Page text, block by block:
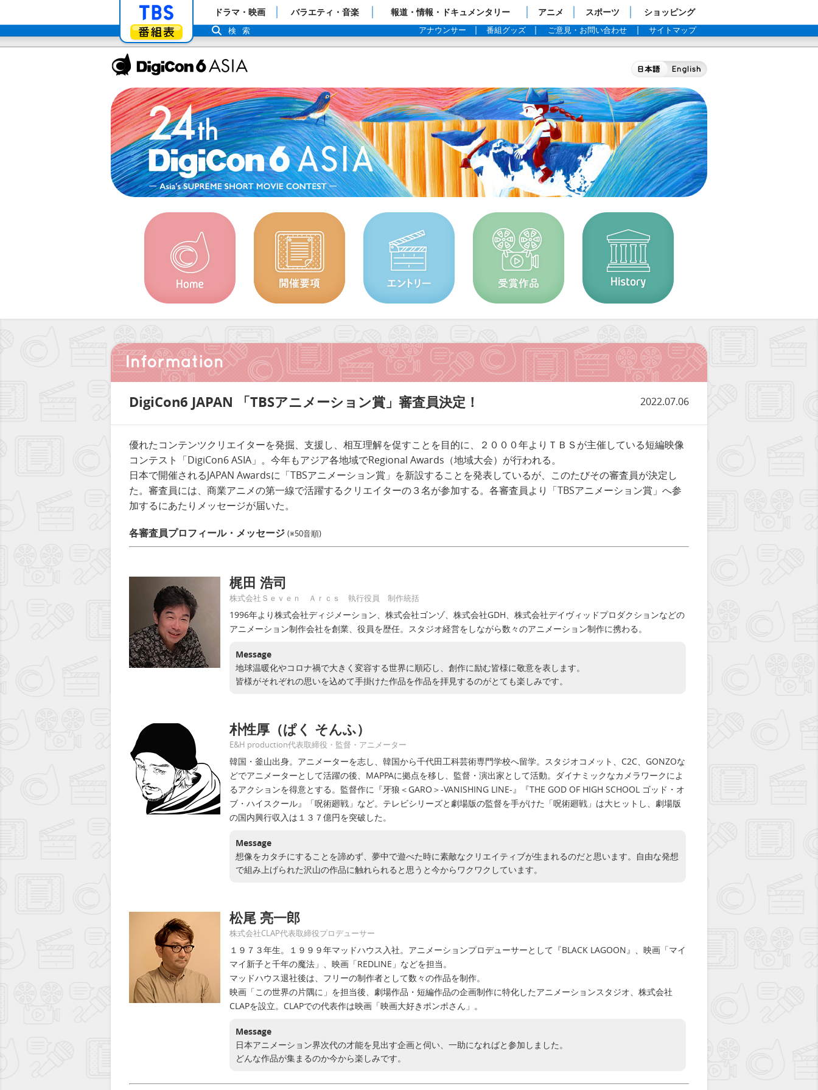
「TBSテレビ」トップページ
番組表
ドラマ・映画 バラエティ・音楽 報道・情報・ドキュメンタリー アニメ スポーツ ショッピング
アナウンサー 番組グッズ ご意見・お問い合わせ サイトマップ
検索
DigiCon6 JAPAN 「TBSアニメーション賞」審査員決定！ 2022.07.06
優れたコンテンツクリエイターを発掘、支援し、相互理解を促すことを目的に、２０００年よりＴＢＳが主催している短編映像
コンテスト「DigiCon6 ASIA」。今年もアジア各地域でRegional Awards（地域大会）が行われる。
日本で開催されるJAPAN Awardsに「TBSアニメーション賞」を新設することを発表しているが、このたびその審査員が決定し
た。審査員には、商業アニメの第一線で活躍するクリエイターの３名が参加する。各審査員より「TBSアニメーション賞」へ参
加するにあたりメッセージが届いた。
各審査員プロフィール・メッセージ (※50音順)
梶田 浩司
株式会社Ｓｅｖｅｎ Ａｒｃｓ 執行役員 制作統括
1996年より株式会社ディジメーション、株式会社ゴンゾ、株式会社GDH、株式会社デイヴィッドプロダクションなどの
アニメーション制作会社を創業、役員を歴任。スタジオ経営をしながら数々のアニメーション制作に携わる。
Message
地球温暖化やコロナ禍で大きく変容する世界に順応し、創作に励む皆様に敬意を表します。
皆様がそれぞれの思いを込めて手掛けた作品を作品を拝見するのがとても楽しみです。
朴性厚（ぱく そんふ）
E&H production代表取締役・監督・アニメーター
韓国・釜山出身。アニメーターを志し、韓国から千代田工科芸術専門学校へ留学。スタジオコメット、C2C、GONZOな
どでアニメーターとして活躍の後、MAPPAに拠点を移し、監督・演出家として活動。ダイナミックなカメラワークによ
るアクションを得意とする。監督作に『牙狼＜GARO＞-VANISHING LINE-』『THE GOD OF HIGH SCHOOL ゴッド・オ
ブ・ハイスクール』「呪術廻戦」など。テレビシリーズと劇場版の監督を手がけた「呪術廻戦」は大ヒットし、劇場版
の国内興行収入は１３７億円を突破した。
Message
想像をカタチにすることを諦めず、夢中で遊べた時に素敵なクリエイティブが生まれるのだと思います。自由な発想
で組み上げられた沢山の作品に触れられると思うと今からワクワクしています。
松尾 亮一郎
株式会社CLAP代表取締役プロデューサー
１９７３年生。１９９９年マッドハウス入社。アニメーションプロデューサーとして『BLACK LAGOON』、映画「マイ
マイ新子と千年の魔法」、映画「REDLINE」などを担当。
マッドハウス退社後は、フリーの制作者として数々の作品を制作。
映画「この世界の片隅に」を担当後、劇場作品・短編作品の企画制作に特化したアニメーションスタジオ、株式会社
CLAPを設立。CLAPでの代表作は映画「映画大好きポンポさん」。
Message
日本アニメーション界次代の才能を見出す企画と伺い、一助になればと参加しました。
どんな作品が集まるのか今から楽しみです。